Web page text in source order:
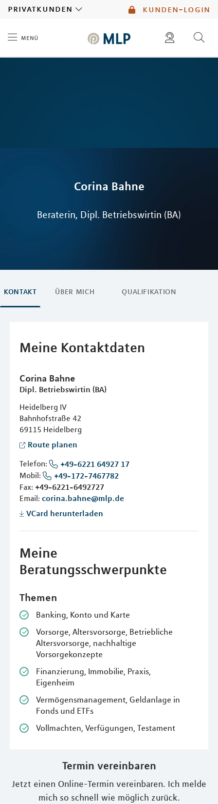
kunden-login
privatkunden
menü
Corina Bahne
Beraterin, Dipl. Betriebswirtin (BA)
KONTAKT ÜBER MICH QUALIFIKATION
Meine Kontaktdaten
Corina Bahne
Dipl. Betriebswirtin (BA)
Heidelberg IV
Bahnhofstraße 42
69115 Heidelberg
Route planen
Telefon:
+49-6221 64927 17
Mobil:
+49-172-7467782
Fax: +49-6221-6492727
Email: corina.bahne@mlp.de
VCard herunterladen
Meine
Beratungsschwerpunkte
Themen
Banking, Konto und Karte
Vorsorge, Altersvorsorge, Betriebliche
Altersvorsorge, nachhaltige
Vorsorgekonzepte
Finanzierung, Immobilie, Praxis,
Eigenheim
Vermögensmanagement, Geldanlage in
Fonds und ETFs
Vollmachten, Verfügungen, Testament
Termin vereinbaren
Jetzt einen Online-Termin vereinbaren. Ich melde
mich so schnell wie möglich zurück.